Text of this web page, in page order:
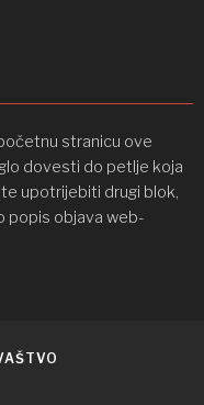
stranicu ove
dovesti do petlje koja
upotrijebiti drugi blok,
popis objava ​​web-